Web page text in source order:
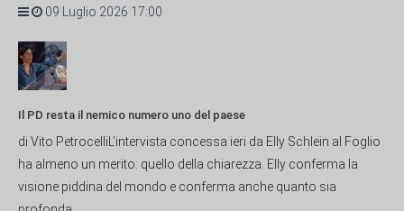
09 Luglio 2026 17:00
Il PD resta il nemico numero uno del paese
di Vito PetrocelliL’intervista concessa ieri da Elly Schlein al Foglio
ha almeno un merito: quello della chiarezza. Elly conferma la
visione piddina del mondo e conferma anche quanto sia